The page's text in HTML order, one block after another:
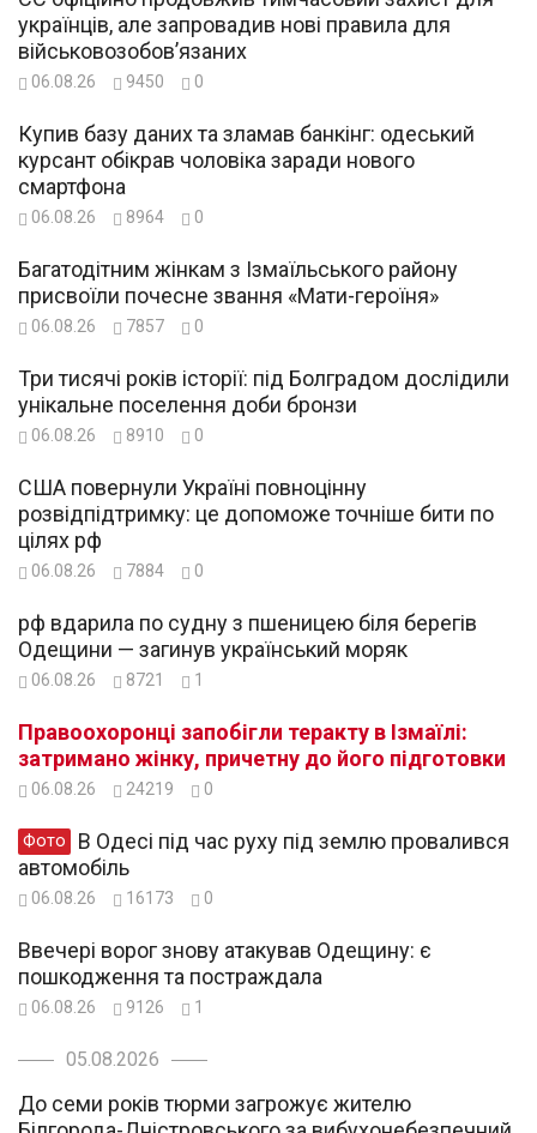
українців, але запровадив нові правила для
військовозобов’язаних
06.08.26 9450 0
Купив базу даних та зламав банкінг: одеський
курсант обікрав чоловіка заради нового
смартфона
06.08.26 8964 0
Багатодітним жінкам з Ізмаїльського району
присвоїли почесне звання «Мати-героїня»
06.08.26 7857 0
Три тисячі років історії: під Болградом дослідили
унікальне поселення доби бронзи
06.08.26 8910 0
США повернули Україні повноцінну
розвідпідтримку: це допоможе точніше бити по
цілях рф
06.08.26 7884 0
рф вдарила по судну з пшеницею біля берегів
Одещини — загинув український моряк
06.08.26 8721 1
Правоохоронці запобігли теракту в Ізмаїлі:
затримано жінку, причетну до його підготовки
06.08.26 24219 0
Фото
автомобіль
06.08.26 16173 0
Ввечері ворог знову атакував Одещину: є
пошкодження та постраждала
06.08.26 9126 1
05.08.2026
До семи років тюрми загрожує жителю